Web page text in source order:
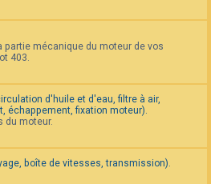
partie mécanique du moteur de vos
403.
d'huile et d'eau, filtre à air,
échappement, fixation moteur).
du moteur.
boîte de vitesses, transmission).